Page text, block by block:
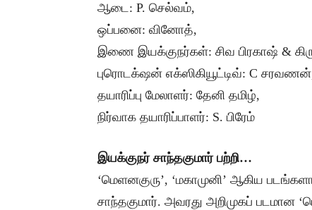
ஆடை: P. செல்வம்,
ஒப்பனை: வினோத்,
இணை இயக்குநர்கள்: சிவ பிரகாஷ் &
புரொடக்‌ஷன் எக்ஸிகியூட்டிவ்: C
தயாரிப்பு மேலாளர்: தேனி தமிழ்,
நிர்வாக தயாரிப்பாளர்: S. பிரேம்
இயக்குநர் சாந்தகுமார் பற்றி…
‘மெளனகுரு’, ‘மகாமுனி’ ஆகிய
சாந்தகுமார். அவரது அறிமுகப் படமான